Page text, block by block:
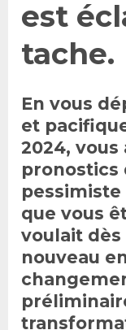
est
tache.
En vous
et
2024, vous
pronostics
que vous
voulait dès
nouveau